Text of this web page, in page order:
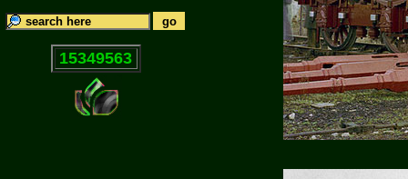
15349563